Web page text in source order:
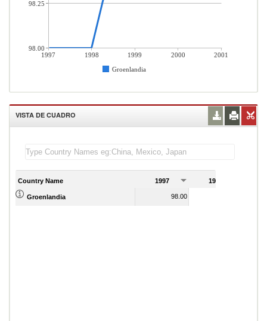
1997 1998 1999 2000
2001
Groenlandia
98.25
98.00
VISTA DE CUADRO
Country Name 1997 1998
Groenlandia 98.00